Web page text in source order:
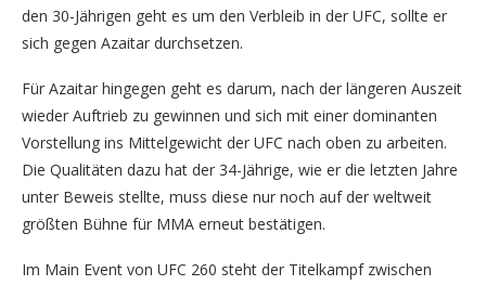
den 30-Jährigen geht es um den Verbleib in der UFC, sollte er
sich gegen Azaitar durchsetzen.
Für Azaitar hingegen geht es darum, nach der längeren Auszeit
wieder Auftrieb zu gewinnen und sich mit einer dominanten
Vorstellung ins Mittelgewicht der UFC nach oben zu arbeiten.
Die Qualitäten dazu hat der 34-Jährige, wie er die letzten Jahre
unter Beweis stellte, muss diese nur noch auf der weltweit
größten Bühne für MMA erneut bestätigen.
Im Main Event von UFC 260 steht der Titelkampf zwischen